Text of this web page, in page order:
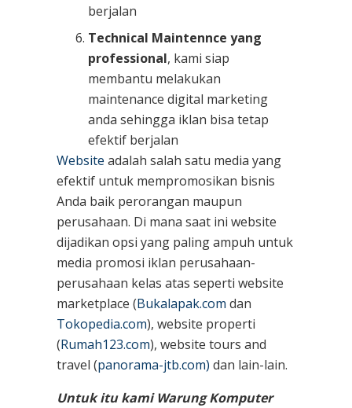
berjalan
Technical Maintennce yang
professional, kami siap
membantu melakukan
maintenance digital marketing
anda sehingga iklan bisa tetap
efektif berjalan
Website adalah salah satu media yang
efektif untuk mempromosikan bisnis
Anda baik perorangan maupun
perusahaan. Di mana saat ini website
dijadikan opsi yang paling ampuh untuk
media promosi iklan perusahaan-
perusahaan kelas atas seperti website
marketplace (Bukalapak.com dan
Tokopedia.com), website properti
(Rumah123.com), website tours and
travel (panorama-jtb.com) dan lain-lain.
Untuk itu kami Warung Komputer